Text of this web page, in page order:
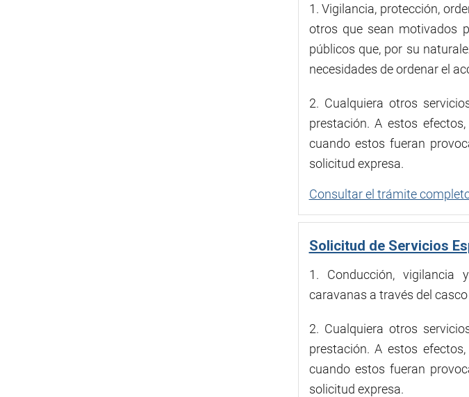
1. Vigilancia, protección,
otros que sean motivados
públicos que, por su
necesidades de ordenar el
2. Cualquiera otros
prestación. A estos
cuando estos fueran
solicitud expresa.
Consultar el trámite
Solicitud de Servicios
1. Conducción, vigilancia
caravanas a través del
2. Cualquiera otros
prestación. A estos
cuando estos fueran
solicitud expresa.